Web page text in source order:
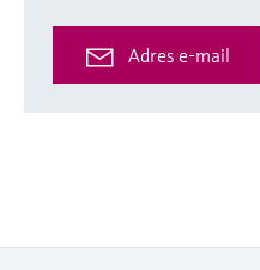
Adres e-mail